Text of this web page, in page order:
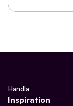
Handla
Inspiration